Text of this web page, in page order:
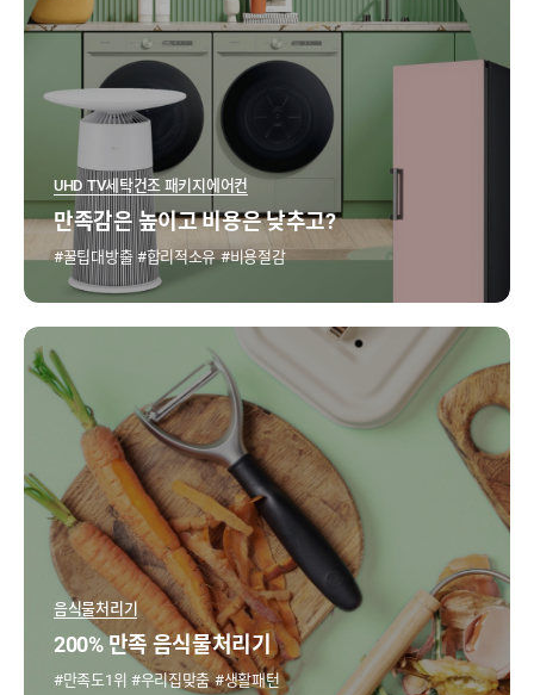
UHD TV세탁건조 패키지에어컨
만족감은 높이고 비용은 낮추고?
꿀팁대방출 합리적소유 비용절감
음식물처리기
200% 만족 음식물처리기
만족도1위 우리집맞춤 생활패턴